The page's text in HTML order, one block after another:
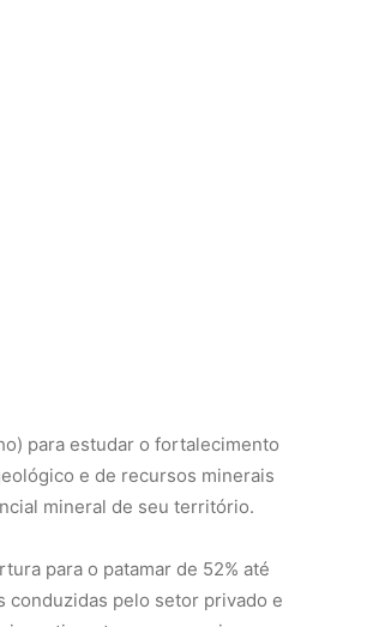
para o patamar de 52% até
pelo setor privado e
investimentos em pesquisa
regulatórios e de atração de
de dados geológicos, sem